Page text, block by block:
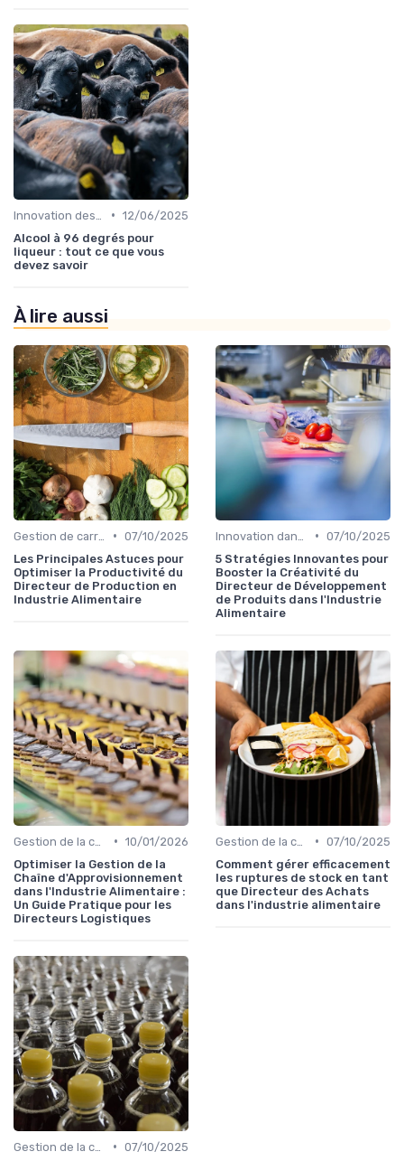
• 12/06/2025
Alcool à 96 degrés pour
liqueur : tout ce que vous
devez savoir
À lire aussi
• 07/10/2025
Les Principales Astuces pour
Optimiser la Productivité du
Directeur de Production en
Industrie Alimentaire
• 07/10/2025
5 Stratégies Innovantes pour
Booster la Créativité du
Directeur de Développement
de Produits dans l'Industrie
Alimentaire
• 10/01/2026
Optimiser la Gestion de la
Chaîne d'Approvisionnement
dans l'Industrie Alimentaire :
Un Guide Pratique pour les
Directeurs Logistiques
• 07/10/2025
Comment gérer efficacement
les ruptures de stock en tant
que Directeur des Achats
dans l'industrie alimentaire
• 07/10/2025